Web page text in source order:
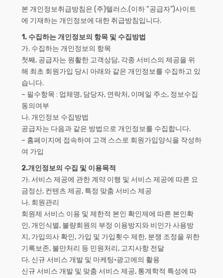
본 개인정보취급방침은 (주)텔러스.(이하 “공급자”)사이트
에 기재하는 개인정보에 대한 취급방침입니다.
1. 수집하는 개인정보의 항목 및 수집방법
가. 수집하는 개인정보의 항목
첫째, 공급자는 원활한 고객상담, 각종 서비스의 제공을 위
해 최초 회원가입 당시 아래와 같은 개인정보를 수집하고 있
습니다.
– 필수항목 : 업체명, 담당자, 연락처, 이메일 주소, 정보수집
동의여부
나. 개인정보 수집방법
공급자는 다음과 같은 방법으로 개인정보를 수집합니다.
– 홈페이지에 접속하여 고객 스스로 회원가입양식을 작성하
여 가입
2.개인정보의 수집 및 이용목적
가. 서비스 제공에 관한 계약 이행 및 서비스 제공에 따른 요
금정산, 컨텐츠 제공, 특정 맞춤 서비스 제공
나. 회원관리
회원제 서비스 이용 및 제한적 본인 확인제에 따른 본인확
인, 개인식별, 불량회원의 부정 이용방지와 비인가 사용방
지, 가입의사 확인, 가입 및 가입횟수 제한, 분쟁 조정을 위한
기록보존, 불만처리 등 민원처리, 고지사항 전달
다. 신규 서비스 개발 및 마케팅·광고에의 활용
신규 서비스 개발 및 맞춤 서비스 제공, 통계학적 특성에 따